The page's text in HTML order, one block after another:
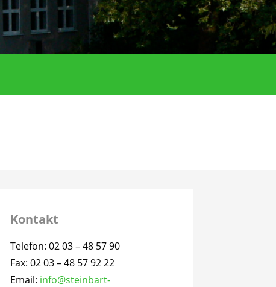
Kontakt
Telefon: 02 03 – 48 57 90
Fax: 02 03 – 48 57 92 22
Email: info@steinbart-